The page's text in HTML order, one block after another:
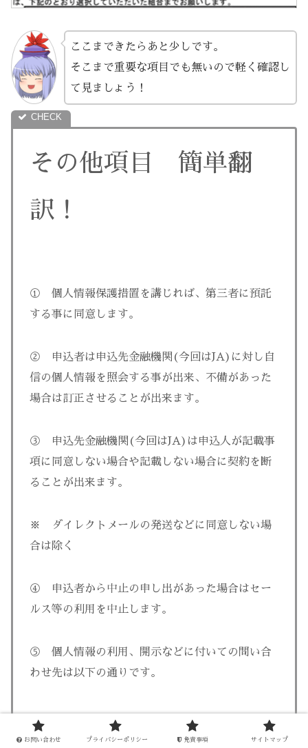
ここまできたらあと少しです。
そこまで重要な項目でも無いので軽く確認し
て見ましょう！
その他項目 簡単翻
訳！
① 個人情報保護措置を講じれば、第三者に預託
する事に同意します。
② 申込者は申込先金融機関(今回はJA)に対し自
信の個人情報を照会する事が出来、不備があった
場合は訂正させることが出来ます。
③ 申込先金融機関(今回はJA)は申込人が記載事
項に同意しない場合や記載しない場合に契約を断
ることが出来ます。
※ ダイレクトメールの発送などに同意しない場
合は除く
④ 申込者から中止の申し出があった場合はセー
ルス等の利用を中止します。
⑤ 個人情報の利用、開示などに付いての問い合
わせ先は以下の通りです。
お問い合わせ プライバシーポリシー 免責事項 サイトマップ